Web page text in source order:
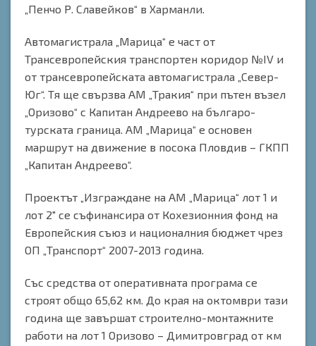
„Пенчо Р. Славейков“ в Харманли.
Автомагистрала „Марица“ е част от
Трансевропейския транспортен коридор №IV и
от трансевропейската автомагистрала „Север-
Юг“. Тя ще свързва АМ „Тракия“ при пътен възел
„Оризово“ с Капитан Андреево на българо-
турската граница. АМ „Марица“ е основен
маршрут на движение в посока Пловдив – ГКПП
„Капитан Андреево“.
Проектът „Изграждане на АМ „Марица“ лот 1 и
лот 2″ се съфинансира от Кохезионния фонд на
Европейския съюз и националния бюджет чрез
ОП „Транспорт“ 2007-2013 година.
Със средства от оперативната програма се
строят общо 65,62 км. До края на октомври тази
година ще завършат строително-монтажните
работи на лот 1 Оризово – Димитровград от км